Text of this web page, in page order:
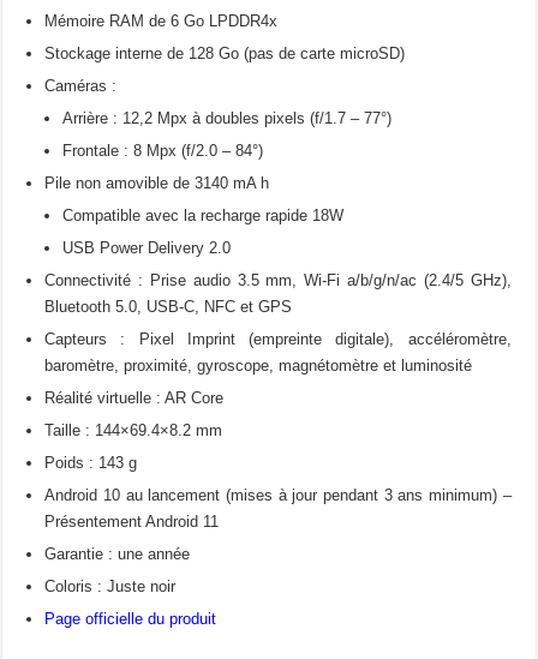
Mémoire RAM de 6 Go LPDDR4x
Stockage interne de 128 Go (pas de carte microSD)
Caméras :
Arrière : 12,2 Mpx à doubles pixels (f/1.7 – 77°)
Frontale : 8 Mpx (f/2.0 – 84°)
Pile non amovible de 3140 mA h
Compatible avec la recharge rapide 18W
USB Power Delivery 2.0
Connectivité : Prise audio 3.5 mm, Wi-Fi a/b/g/n/ac (2.4/5 GHz),
Bluetooth 5.0, USB-C, NFC et GPS
Capteurs : Pixel Imprint (empreinte digitale), accéléromètre,
baromètre, proximité, gyroscope, magnétomètre et luminosité
Réalité virtuelle : AR Core
Taille : 144×69.4×8.2 mm
Poids : 143 g
Android 10 au lancement (mises à jour pendant 3 ans minimum) –
Présentement Android 11
Garantie : une année
Coloris : Juste noir
Page officielle du produit